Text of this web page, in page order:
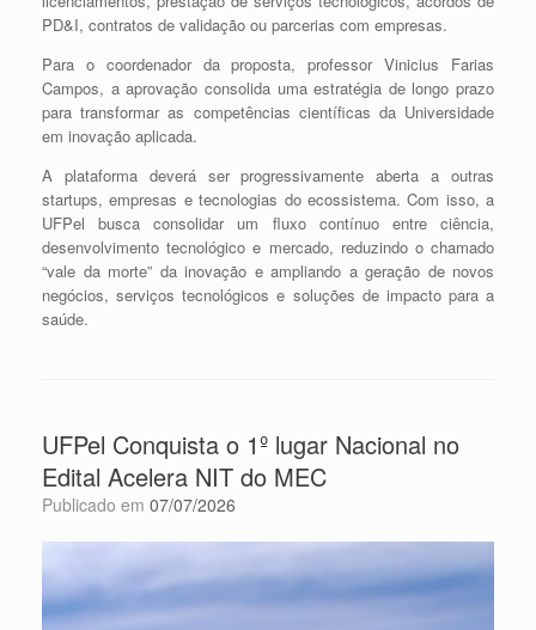
PD&I, contratos de validação ou parcerias com empresas.
Para o coordenador da proposta, professor Vinicius Farias
Campos, a aprovação consolida uma estratégia de longo prazo
para transformar as competências científicas da Universidade
em inovação aplicada.
A plataforma deverá ser progressivamente aberta a outras
startups, empresas e tecnologias do ecossistema. Com isso, a
UFPel busca consolidar um fluxo contínuo entre ciência,
desenvolvimento tecnológico e mercado, reduzindo o chamado
“vale da morte” da inovação e ampliando a geração de novos
negócios, serviços tecnológicos e soluções de impacto para a
saúde.
UFPel Conquista o 1º lugar Nacional no
Edital Acelera NIT do MEC
Publicado em 07/07/2026